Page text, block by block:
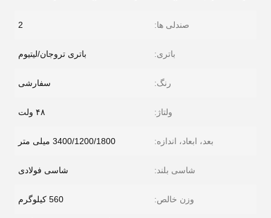
صندلی ها: 2
باتری: باتری تروجان/لیتیوم
رنگ: سفارشی
ولتاژ: ۴۸ ولت
بعد، ابعاد، اندازه: 3400/1200/1800 میلی متر
شاسی بلند: شاسی فولادی
وزن خالص: 560 کیلوگرم